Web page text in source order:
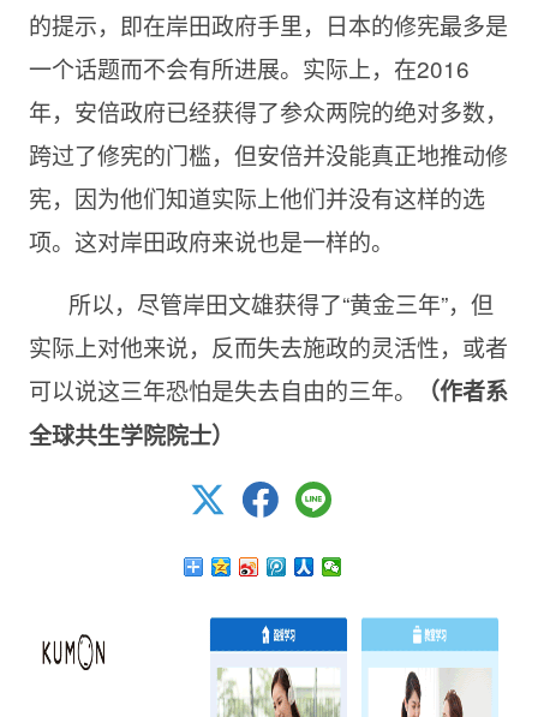
的提示，即在岸田政府手里，日本的修宪最多是
一个话题而不会有所进展。实际上，在2016
年，安倍政府已经获得了参众两院的绝对多数，
跨过了修宪的门槛，但安倍并没能真正地推动修
宪，因为他们知道实际上他们并没有这样的选
项。这对岸田政府来说也是一样的。
所以，尽管岸田文雄获得了“黄金三年”，但
实际上对他来说，反而失去施政的灵活性，或者
可以说这三年恐怕是失去自由的三年。
（作者系
全球共生学院院士）